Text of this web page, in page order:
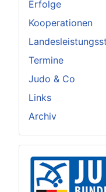
Erfolge
Kooperationen
Termine
Judo & Co
Links
Archiv